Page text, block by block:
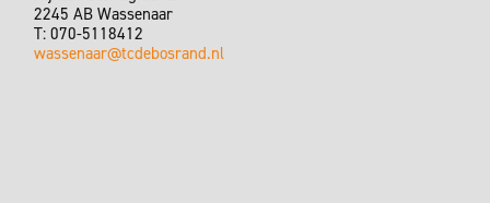
2245 AB Wassenaar
T:070-5118412
wassenaar@tcdebosrand.nl